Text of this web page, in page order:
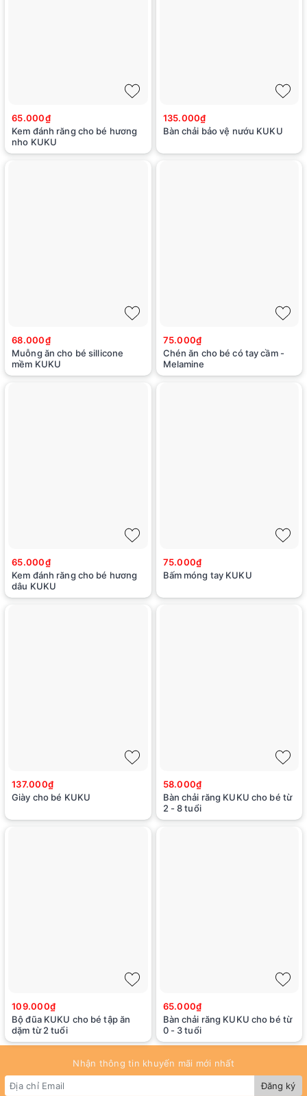
65.000₫
Kem đánh răng cho bé hương
nho KUKU
135.000₫
Bàn chải bảo vệ nướu KUKU
68.000₫
Muỗng ăn cho bé sillicone
mềm KUKU
75.000₫
Chén ăn cho bé có tay cầm -
Melamine
65.000₫
Kem đánh răng cho bé hương
dâu KUKU
75.000₫
Bấm móng tay KUKU
137.000₫
Giày cho bé KUKU
58.000₫
Bàn chải răng KUKU cho bé từ
2 - 8 tuổi
109.000₫
Bộ đũa KUKU cho bé tập ăn
dặm từ 2 tuổi
65.000₫
Bàn chải răng KUKU cho bé từ
0 - 3 tuổi
Nhận thông tin khuyến mãi mới nhất
Đăng ký